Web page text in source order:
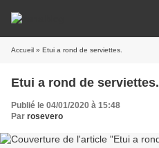
Accueil » Etui a rond de serviettes.
Etui a rond de serviettes.
Publié le 04/01/2020 à 15:48
Par rosevero